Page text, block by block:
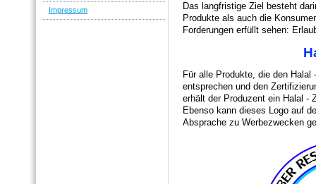
Impressum
Das langfristige Ziel besteht
Produkte als auch die
Forderungen erfüllt sehen:
Für alle Produkte, die den
entsprechen und den
erhält der Produzent ein Halal -
Ebenso kann dieses Logo auf
Absprache zu Werbezwecken